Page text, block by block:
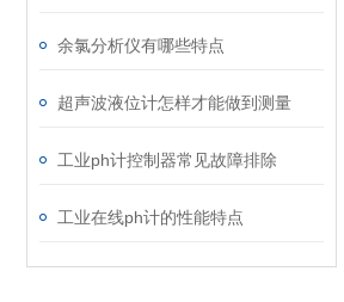
余氯分析仪有哪些特点
超声波液位计怎样才能做到测量
工业ph计控制器常见故障排除
工业在线ph计的性能特点